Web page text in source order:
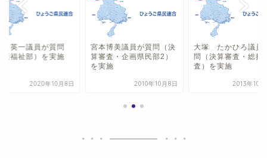
英一議員が質問
康福祉部）を実施
2020年10月8日
宮本博美議員が質問（決
算審査・企画県民部2）
を実施
2010年10月8日
大塚 たかひろ議員
問（決算審査・総括
査）を実施
2013年10